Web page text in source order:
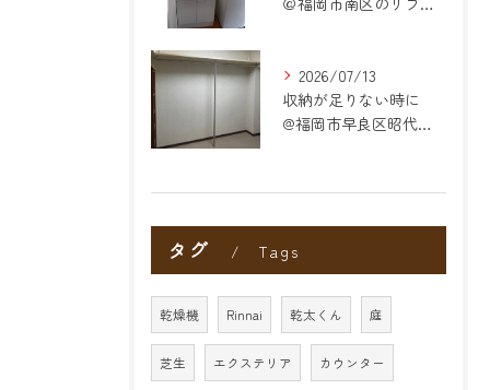
2026/07/13
収納が足りない時に
@福岡市早良区昭代のリフォーム
タグ Tags
乾燥機 Rinnai 乾太くん 庭
芝生 エクステリア カウンター